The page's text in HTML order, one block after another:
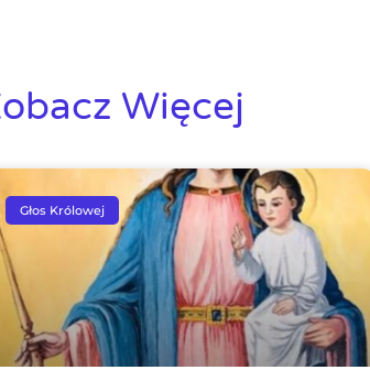
Więcej
Głos Królowej